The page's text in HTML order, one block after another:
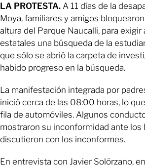
LA PROTESTA. A 11 días de la
Moya, familiares y amigos
altura del Parque Naucalli, para exigir
estatales una búsqueda de la
que sólo se abrió la carpeta de
habido progreso en la búsqueda.
La manifestación integrada por
inició cerca de las 08:00 horas, lo
fila de automóviles. Algunos
mostraron su inconformidad ante los
discutieron con los inconformes.
En entrevista con Javier Solórzano,